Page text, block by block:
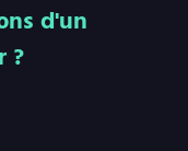
d'un
?